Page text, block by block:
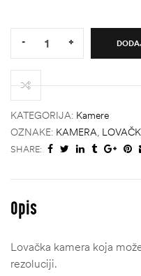
- +
KATEGORIJA: Kamere
OZNAKE: KAMERA,
SHARE:
Opis
Lovačka kamera koja
rezoluciji.